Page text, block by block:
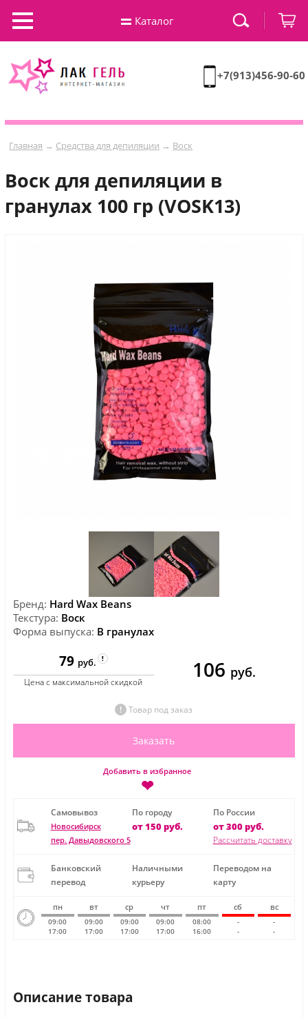
+7(913)456-90-60
Главная → Средства для депиляции → Воск
Воск для депиляции в
гранулах 100 гр (VOSK13)
Бренд: Hard Wax Beans
Текстура: Воск
Форма выпуска: В гранулах
79 руб.
Цена с максимальной скидкой 106 руб.
Товар под заказ
Заказать
Добавить в избранное
❤
Самовывоз
Новосибирск
пер. Давыдовского 5
По городу
от 150 руб.
По России
от 300 руб.
Рассчитать доставку
Банковский
перевод
Наличными
курьеру
Переводом на
карту
пн вт ср чт пт сб вс
09:00
17:00
09:00
17:00
09:00
17:00
09:00
17:00
08:00
16:00
-
-
-
-
Описание товара
Каталог